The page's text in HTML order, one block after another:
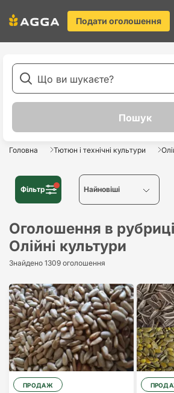
Подати оголошення
Головна Тютюн і технічні культури
Фільтр Найновіші
Найновіші
Найстаріші
Найдешевший
Оголошення в рубриці
Олійні культури
Знайдено 1309 оголошення
ПРОДАЖ